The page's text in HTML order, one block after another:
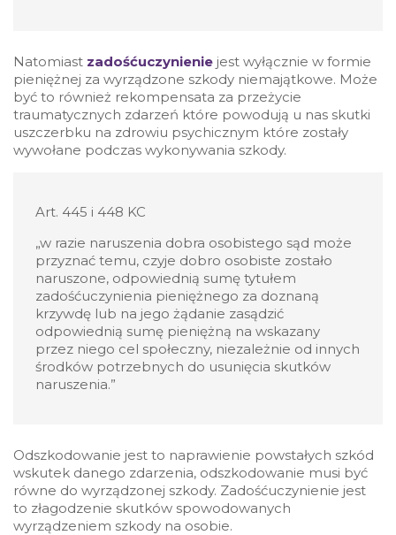
Natomiast zadośćuczynienie jest wyłącznie w formie
pieniężnej za wyrządzone szkody niemajątkowe. Może
być to również rekompensata za przeżycie
traumatycznych zdarzeń które powodują u nas skutki
uszczerbku na zdrowiu psychicznym które zostały
wywołane podczas wykonywania szkody.
Art. 445 i 448 KC
„w razie naruszenia dobra osobistego sąd może
przyznać temu, czyje dobro osobiste zostało
naruszone, odpowiednią sumę tytułem
zadośćuczynienia pieniężnego za doznaną
krzywdę lub na jego żądanie zasądzić
odpowiednią sumę pieniężną na wskazany
przez niego cel społeczny, niezależnie od innych
środków potrzebnych do usunięcia skutków
naruszenia.”
Odszkodowanie jest to naprawienie powstałych szkód
wskutek danego zdarzenia, odszkodowanie musi być
równe do wyrządzonej szkody. Zadośćuczynienie jest
to złagodzenie skutków spowodowanych
wyrządzeniem szkody na osobie.